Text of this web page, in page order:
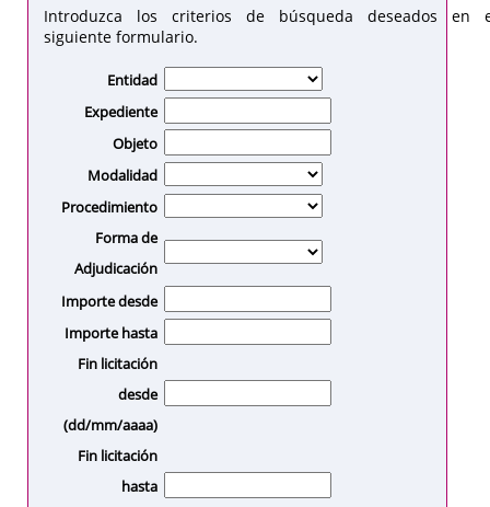
Introduzca los criterios de búsqueda deseados en
siguiente formulario.
Entidad
Expediente
Objeto
Modalidad
Procedimiento
Forma de
Adjudicación
Importe desde
Importe hasta
Fin licitación
desde
(dd/mm/aaaa)
Fin licitación
hasta